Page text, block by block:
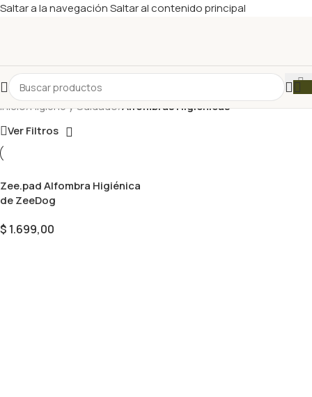
Saltar a la navegaciónSaltar al contenido principal
Inicio/Higiene y Cuidado/Alfombras Higiénicas
Ver Filtros
Zee.pad Alfombra Higiénica
de ZeeDog
$ 1.699,00